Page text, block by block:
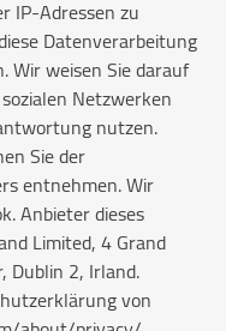
IP-Adressen zu
Datenverarbeitung
Wir weisen Sie darauf
Netzwerken
nutzen.
Sie der
entnehmen. Wir
Anbieter dieses
Limited, 4 Grand
Dublin 2, Irland.
von